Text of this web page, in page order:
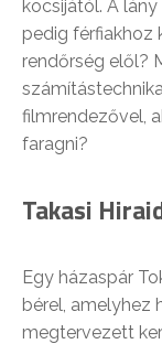
kocsijától. A
pedig férfiakhoz
rendőrség elől?
filmrendezővel,
faragni?
Takasi
Egy házaspár
bérel, amelyhez
megtervezett